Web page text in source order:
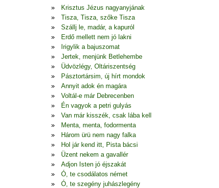
Krisztus Jézus nagyanyjának
Tisza, Tisza, szőke Tisza
Szállj le, madár, a kapuról
Erdő mellett nem jó lakni
Irigylik a bajuszomat
Jertek, menjünk Betlehembe
Üdvözlégy, Oltáriszentség
Pásztortársim, új hírt mondok
Annyit adok én magára
Voltál-e már Debrecenben
Én vagyok a petri gulyás
Van már kisszék, csak lába kell
Menta, menta, fodormenta
Három ürü nem nagy falka
Hol jár kend itt, Pista bácsi
Üzent nekem a gavallér
Adjon Isten jó éjszakát
Ó, te csodálatos német
Ó, te szegény juhászlegény